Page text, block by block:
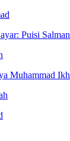
Puisi
Muhammad